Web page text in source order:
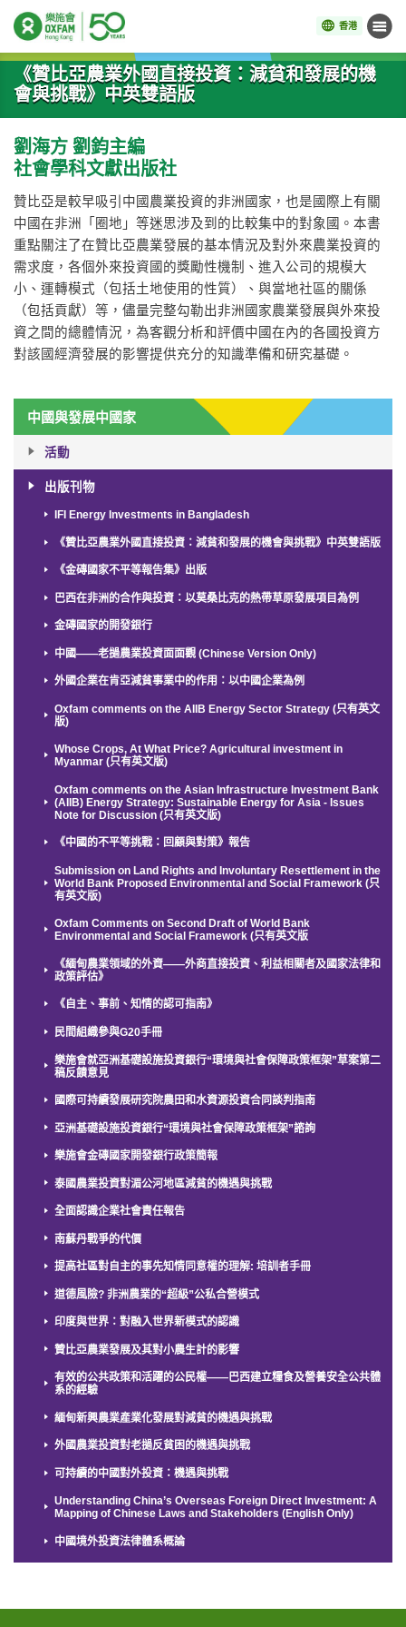
香港 目錄
開始主要內容
《贊比亞農業外國直接投資：減貧和發展的機
會與挑戰》中英雙語版
中國與發展中國家
活動
出版刊物
IFI Energy Investments in Bangladesh
《贊比亞農業外國直接投資：減貧和發展的機會與挑戰》中英雙語版
《金磚國家不平等報告集》出版
巴西在非洲的合作與投資：以莫桑比克的熱帶草原發展項目為例
金磚國家的開發銀行
中國——老撾農業投資面面觀 (Chinese Version Only)
外國企業在肯亞減貧事業中的作用：以中國企業為例
Oxfam comments on the AIIB Energy Sector Strategy (只有英文
版)
Whose Crops, At What Price? Agricultural investment in
Myanmar (只有英文版)
Oxfam comments on the Asian Infrastructure Investment Bank
(AIIB) Energy Strategy: Sustainable Energy for Asia - Issues
Note for Discussion (只有英文版)
《中國的不平等挑戰：回顧與對策》報告
Submission on Land Rights and Involuntary Resettlement in the
World Bank Proposed Environmental and Social Framework (只
有英文版)
Oxfam Comments on Second Draft of World Bank
Environmental and Social Framework (只有英文版
《緬甸農業領域的外資——外商直接投資、利益相關者及國家法律和
政策評估》
《自主、事前、知情的認可指南》
民間組織參與G20手冊
樂施會就亞洲基礎設施投資銀行“環境與社會保障政策框架”草案第二
稿反饋意見
國際可持續發展研究院農田和水資源投資合同談判指南
亞洲基礎設施投資銀行“環境與社會保障政策框架”諮詢
樂施會金磚國家開發銀行政策簡報
泰國農業投資對湄公河地區減貧的機遇與挑戰
全面認識企業社會責任報告
南蘇丹戰爭的代價
提高社區對自主的事先知情同意權的理解: 培訓者手冊
道德風險? 非洲農業的“超級”公私合營模式
印度與世界：對融入世界新模式的認識
贊比亞農業發展及其對小農生計的影響
有效的公共政策和活躍的公民權——巴西建立糧食及營養安全公共體
系的經驗
緬甸新興農業產業化發展對減貧的機遇與挑戰
外國農業投資對老撾反貧困的機遇與挑戰
可持續的中國對外投資：機遇與挑戰
Understanding China’s Overseas Foreign Direct Investment: A
Mapping of Chinese Laws and Stakeholders (English Only)
中國境外投資法律體系概論
劉海方 劉鈞主編
社會學科文獻出版社
贊比亞是較早吸引中國農業投資的非洲國家，也是國際上有關
中國在非洲「圈地」等迷思涉及到的比較集中的對象國。本書
重點關注了在贊比亞農業發展的基本情況及對外來農業投資的
需求度，各個外來投資國的獎勵性機制、進入公司的規模大
小、運轉模式（包括土地使用的性質）、與當地社區的關係
（包括貢獻）等，儘量完整勾勒出非洲國家農業發展與外來投
資之間的總體情況，為客觀分析和評價中國在內的各國投資方
對該國經濟發展的影響提供充分的知識準備和研究基礎。